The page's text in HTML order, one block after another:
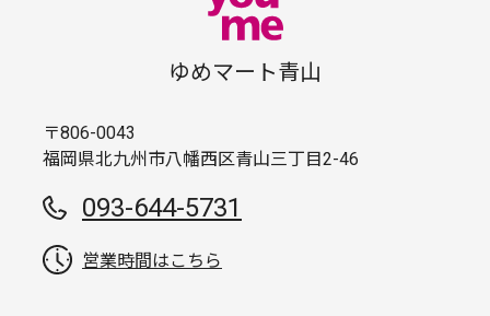
ゆめマート青山
〒806-0043
福岡県北九州市八幡西区青山三丁目2-46
093-644-5731
営業時間はこちら